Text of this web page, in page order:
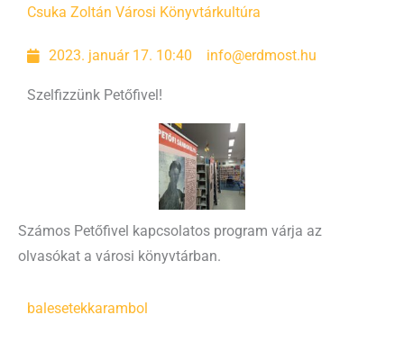
Csuka Zoltán Városi Könyvtárkultúra
2023. január 17. 10:40 info@erdmost.hu
Szelfizzünk Petőfivel!
Számos Petőfivel kapcsolatos program várja az
olvasókat a városi könyvtárban.
balesetekkarambol